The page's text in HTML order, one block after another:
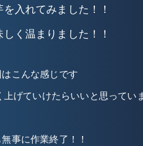
入れてみました！！
く温まりました！！
こんな感じです
げていけたらいいと思ってい
事に作業終了！！